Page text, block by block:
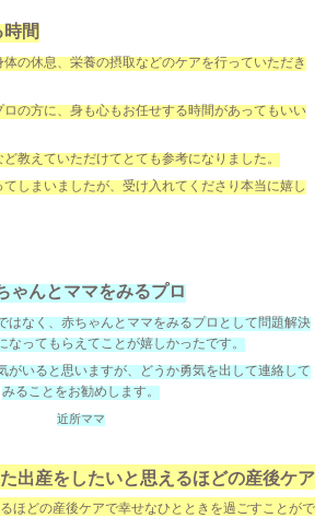
時間
の休息、栄養の摂取などのケアを行っていただき
の方に、身も心もお任せする時間があってもいい
教えていただけてとても参考になりました。
しまいましたが、受け入れてくださり本当に嬉し
ゃんとママをみるプロ
はなく、赤ちゃんとママをみるプロとして問題解決
なってもらえてことが嬉しかったです。
がいると思いますが、どうか勇気を出して連絡して
みることをお勧めします。
近所ママ
出産をしたいと思えるほどの産後ケア
ほどの産後ケアで幸せなひとときを過ごすことがで